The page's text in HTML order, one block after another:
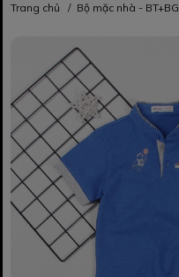
Trang chủ / Bộ mặc nhà - BT+BG